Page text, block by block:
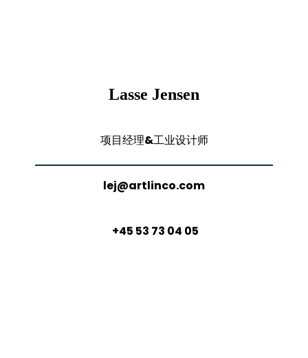
Lasse Jensen
项目经理&工业设计师
lej@artlinco.com
+45 53 73 04 05